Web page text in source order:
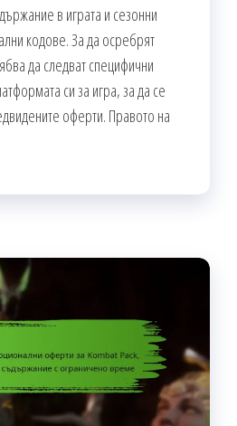
в играта и сезонни
кодове. За да осребрят
да следват специфични
си за игра, за да се
оферти. Правото на